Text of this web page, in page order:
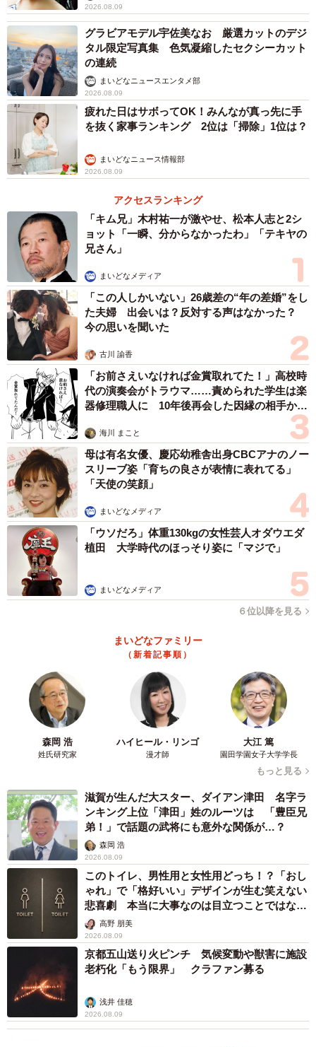
2026.08.09
グラビアモデル宇佐美なお 厳選カットのデジ
タル限定写真集 色気凝縮したセクシーカット
の連続
まいどなニュースエンタメ部
2026.08.09
疲れた日はサボってOK！みんなが真っ先に手
を抜く家事ランキング 2位は「掃除」1位は？
まいどなニュース情報部
2026.08.09
アクセスランキング
「キム兄」木村祐一が激やせ、松本人志と2シ
ョット「一瞬、分からなかったわ」「テキヤの
兄さん」
まいどなメディア
「この人しかいない」26歳差の“年の差婚”をし
た夫婦 出会いは？反対する声はなかった？
今の思いを聞いた
古川 諭香
「お前さえいなければ金賞取れてた！」高校時
代の演奏会がトラウマ……責められた学生は楽
器修理職人に 10年後再会した因縁の相手から
海川 まこと
母は有名女優、慶応幼稚舎出身CBCアナのノー
スリーブ姿「育ちの良さが表情に表れてる」
「天使の笑顔」
まいどなメディア
「ウソだろ」体重130kgの女性芸人オダウエダ
植田 大学時代のほっそり姿に「マジで」
まいどなメディア
６位以降を見る
まいどなファミリー
（新着記事順）
森岡 浩
姓氏研究家
ハイヒール・リンゴ
漫才師
大江 篤
園田学園女子大学学長
もっと見る
滋賀が生んだ大スター、ダイアン津田 名字ラ
ンキング上位「津田」姓のルーツは 「豊臣兄
弟！」で話題の武将にも意外な関係が…？
森岡 浩
2026.08.09
このトイレ、男性用と女性用どっち！？「おし
ゃれ」で「格好いい」デザインが生む笑えない
悲喜劇 本当に大事なのは目立つことではな
く…高野 朋美
2026.08.09
京都五山送り火ピンチ 気候変動や獣害に施設
老朽化「もう限界」 クラファン募る
浅井 佳穂
2026.08.09